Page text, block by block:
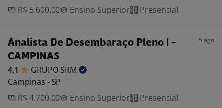
R$ 5.600,00
Ensino Superior Presencial
Analista De Desembaraço Pleno I -
CAMPINAS
5 ago
4,1 GRUPO SRM
Campinas - SP
R$ 4.700,00
Ensino Superior Presencial